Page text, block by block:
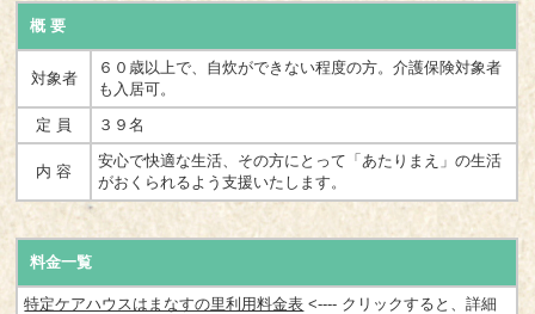
概 要
対象者
６０歳以上で、自炊ができない程度の方。介護保険対象者
も入居可。
定 員
３９名
内 容
安心で快適な生活、その方にとって「あたりまえ」の生活
がおくられるよう支援いたします。
料金一覧
特定ケアハウスはまなすの里利用料金表 <---- クリックすると、詳細